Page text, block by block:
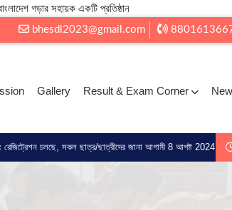
গড়ার সহায়ক একটি প্রতিষ্ঠান
bhesdl2023@gmail.com
Gallery Result & Exam Corner
সকল ছাত্র/ছাত্রীদের জানা আগামী 8 আগষ্ট 2024 ইং মধ্য